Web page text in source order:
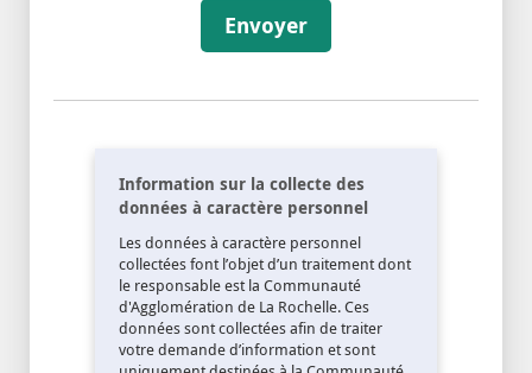
Envoyer
Information sur la collecte des
données à caractère personnel
Les données à caractère personnel
collectées font l’objet d’un traitement dont
le responsable est la Communauté
d'Agglomération de La Rochelle. Ces
données sont collectées afin de traiter
votre demande d’information et sont